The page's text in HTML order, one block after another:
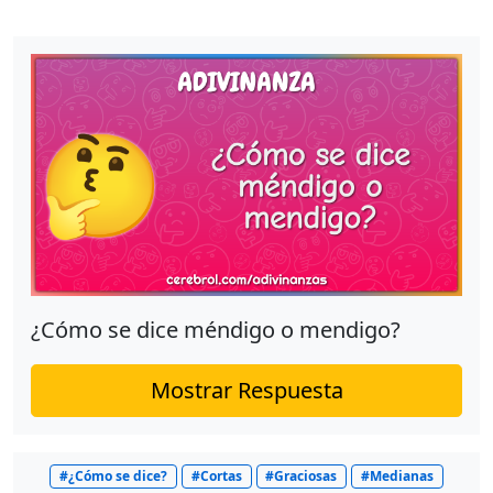
¿Cómo se dice méndigo o mendigo?
Mostrar Respuesta
#¿Cómo se dice? #Cortas #Graciosas #Medianas